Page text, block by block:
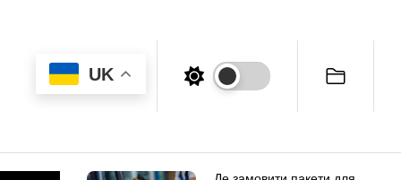
UK